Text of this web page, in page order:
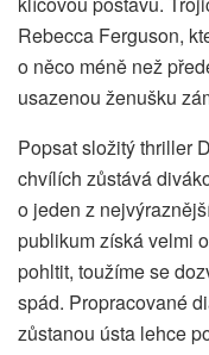
Rebecca Ferguson,
o něco méně než
usazenou ženušku
Popsat složitý thriller
chvílích zůstává
o jeden z
publikum získá velmi
pohltit, toužíme se
spád. Propracované
zůstanou ústa lehce